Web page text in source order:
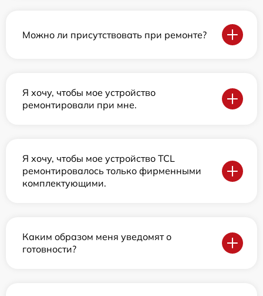
Можно ли присутствовать при ремонте?
Я хочу, чтобы мое устройство
ремонтировали при мне.
Я хочу, чтобы мое устройство TCL
ремонтировалось только фирменными
комплектующими.
Каким образом меня уведомят о
готовности?